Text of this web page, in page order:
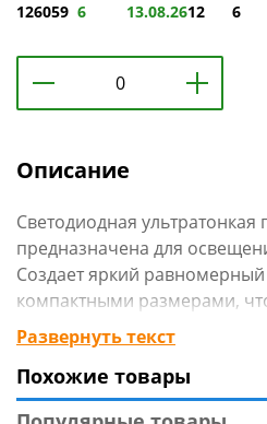
126059 6
13.08.2612
6
Описание
Светодиодная ультратонкая
предназначена для
Создает яркий равномерный
компактными размерами,
светильник идеальным
освещению и световому
панель обладает
устанавливать светильник
Развернуть текст
Похожие товары